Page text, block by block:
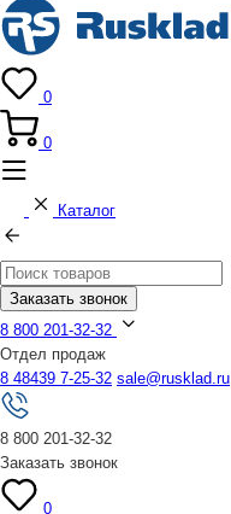
0
0
Каталог
Заказать звонок
8 800 201-32-32
Отдел продаж
8 48439 7-25-32 sale@rusklad.ru
8 800 201-32-32
Заказать звонок
0